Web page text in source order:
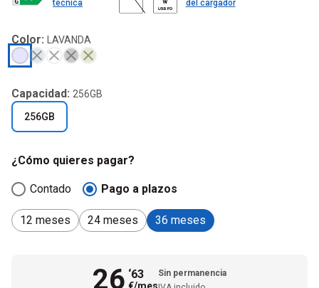
técnica
del cargador
Color: LAVANDA
Capacidad: 256GB
256GB
¿Cómo quieres pagar?
Contado Pago a plazos
12 meses 24 meses 36 meses
26 ‘63
Sin permanencia